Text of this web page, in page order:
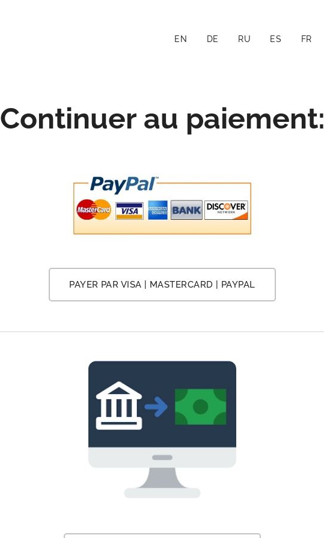
EN DE RU ES FR
Continuer au paiement:
PAYER PAR VISA | MASTERCARD | PAYPAL